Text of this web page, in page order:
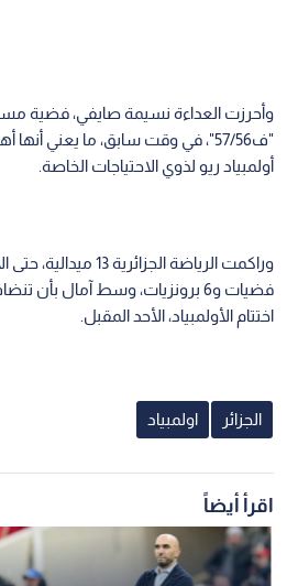
وأحرزت العداءة نسيمة صايفي، فضية
"ف57/56"، في وقت سابق، ما يعني
أولمبياد ريو لذوي الاحتياجات الخاصة.
فضيات و6 برونزيات، وسط آمال بأن
اختتام الأولمبياد، الأحد المقبل.
الجزائر اولمبياد
اقرأ أيضاً